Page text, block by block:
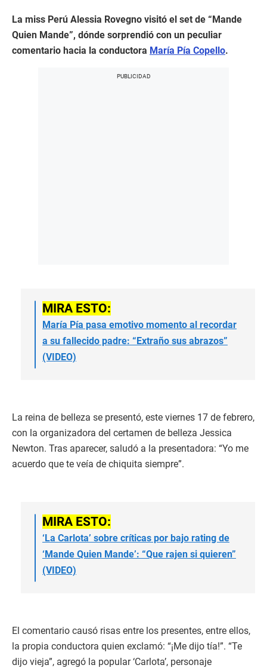
La miss Perú Alessia Rovegno visitó el set de “Mande
Quien Mande”, dónde sorprendió con un peculiar
comentario hacia la conductora María Pía Copello.
MIRA ESTO:
María Pía pasa emotivo momento al recordar
a su fallecido padre: “Extraño sus abrazos”
(VIDEO)
La reina de belleza se presentó, este viernes 17 de febrero,
con la organizadora del certamen de belleza Jessica
Newton. Tras aparecer, saludó a la presentadora: “Yo me
acuerdo que te veía de chiquita siempre”.
MIRA ESTO:
‘La Carlota’ sobre críticas por bajo rating de
‘Mande Quien Mande’: “Que rajen si quieren”
(VIDEO)
El comentario causó risas entre los presentes, entre ellos,
la propia conductora quien exclamó: “¡Me dijo tía!”. “Te
dijo vieja”, agregó la popular ‘Carlota’, personaje